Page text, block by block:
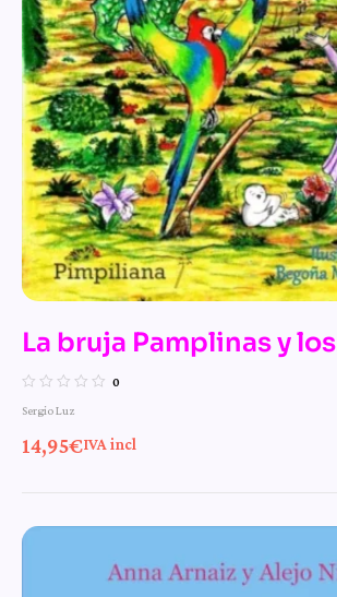
La bruja Pamplinas y los
monstruos monstruosos
0
Sergio Luz
14,95€IVA incl